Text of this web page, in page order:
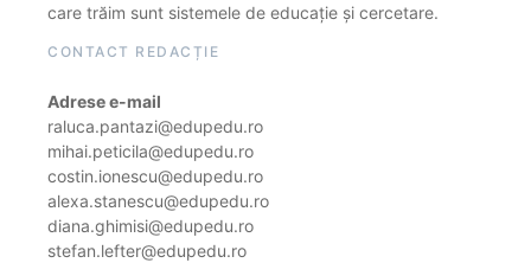
care trăim sunt sistemele de educație și cercetare.
CONTACT REDACȚIE
Adrese e-mail
raluca.pantazi@edupedu.ro
mihai.peticila@edupedu.ro
costin.ionescu@edupedu.ro
alexa.stanescu@edupedu.ro
diana.ghimisi@edupedu.ro
stefan.lefter@edupedu.ro